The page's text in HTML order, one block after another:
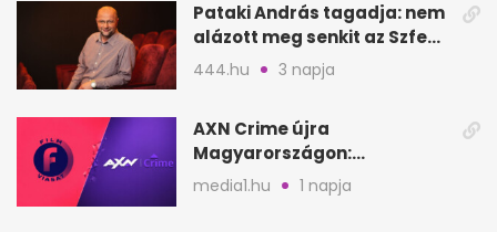
Pataki András tagadja: nem
alázott meg senkit az Szfe
felvételijén
444.hu 3 napja
AXN Crime újra
Magyarországon:
szeptembertől a Viasat Film
media1.hu 1 napja